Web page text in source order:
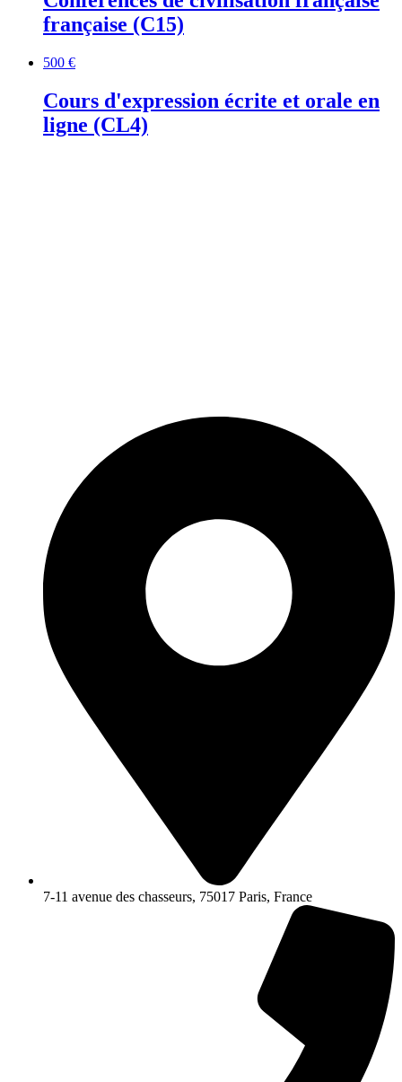
française (C15)
500 €
Cours d'expression écrite et orale en
ligne (CL4)
7-11 avenue des chasseurs, 75017 Paris, France